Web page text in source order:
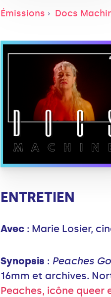
Émissions Docs
ENTRETIEN
Avec : Marie Losier,
Synopsis : Peaches
16mm et archives.
Peaches, icône